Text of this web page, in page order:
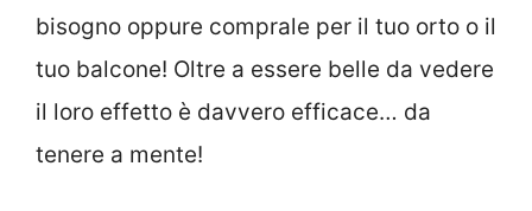
bisogno oppure comprale per il tuo orto o il
tuo balcone! Oltre a essere belle da vedere
il loro effetto è davvero efficace… da
tenere a mente!